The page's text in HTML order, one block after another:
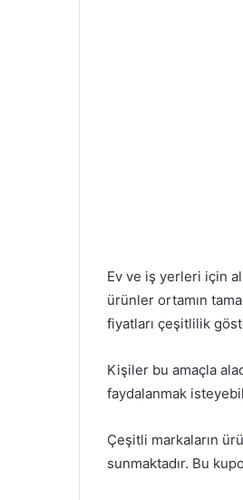
Ev ve iş yerleri için
ürünler ortamın
fiyatları çeşitlilik
Kişiler bu amaçla
faydalanmak
Çeşitli markaların
sunmaktadır. Bu